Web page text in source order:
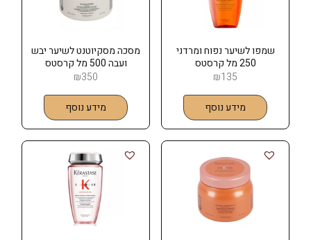
שמפו לשיער נפוח ומרדני
250 מל קרסטס
KERASTASE
₪135
מידע נוסף
מסכה מסקיוטנט לשיער יבש
ועבה 500 מל קרסטס
KERASTASE
₪350
מידע נוסף